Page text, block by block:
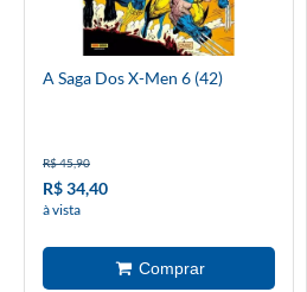
A Saga Dos X-Men 6 (42)
R$ 45,90
R$ 34,40
à vista